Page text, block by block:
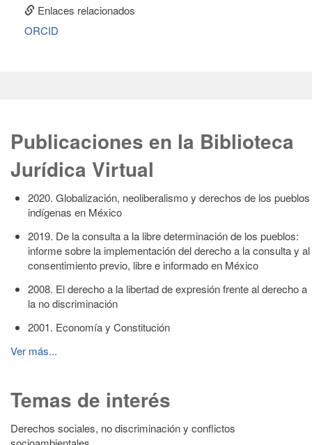
Enlaces relacionados
ORCID
Publicaciones en la Biblioteca
Jurídica Virtual
2020. Globalización, neoliberalismo y derechos de los pueblos
indígenas en México
2019. De la consulta a la libre determinación de los pueblos:
informe sobre la implementación del derecho a la consulta y al
consentimiento previo, libre e informado en México
2008. El derecho a la libertad de expresión frente al derecho a
la no discriminación
2001. Economía y Constitución
Ver más...
Temas de interés
Derechos sociales, no discriminación y conflictos